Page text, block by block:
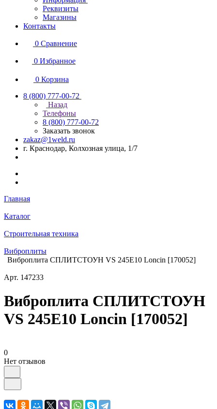
Реквизиты
Магазины
Контакты
0 Сравнение
0 Избранное
0 Корзина
8 (800) 777-00-72
Назад
Телефоны
8 (800) 777-00-72
Заказать звонок
zakaz@1weld.ru
г. Краснодар, Колхозная улица, 1/7
Главная
Каталог
Строительная техника
Виброплиты
Виброплита СПЛИТСТОУН VS 245Е10 Loncin [170052]
Арт. 147233
Виброплита СПЛИТСТОУН
VS 245Е10 Loncin [170052]
0
Нет отзывов